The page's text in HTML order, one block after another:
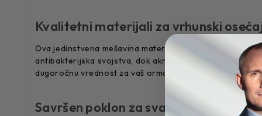
Kvalitetni materijali za vrhunski
Ova jedinstvena mešavina materijala čini džemper
antibakterijska svojstva, dok akril osigurava
dugoročnu vrednost za vaš ormar.
Savršen poklon za svaku priliku